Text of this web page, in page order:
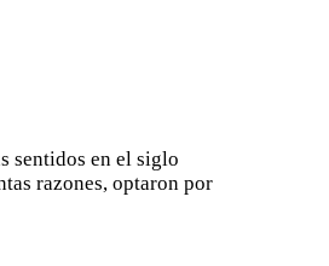
sentidos en el siglo
razones, optaron por